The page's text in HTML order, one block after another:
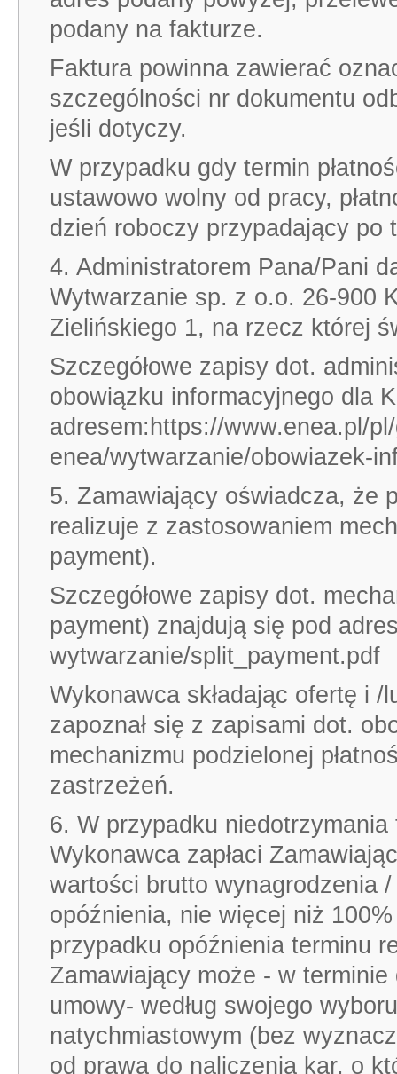
podany na fakturze.
Faktura powinna zawierać
szczególności nr dokumentu
jeśli dotyczy.
W przypadku gdy termin
ustawowo wolny od pracy,
dzień roboczy przypadający po
4. Administratorem Pana/Pani
Wytwarzanie sp. z o.o. 26-900
Zielińskiego 1, na rzecz której
Szczegółowe zapisy dot.
obowiązku informacyjnego dla
adresem:https://www.enea.pl/
enea/wytwarzanie/obowiazek-
5. Zamawiający oświadcza, że
realizuje z zastosowaniem
payment).
Szczegółowe zapisy dot.
payment) znajdują się pod
wytwarzanie/split_payment.pdf
Wykonawca składając ofertę i
zapoznał się z zapisami dot.
mechanizmu podzielonej
zastrzeżeń.
6. W przypadku
Wykonawca zapłaci
wartości brutto wynagrodzenia
opóźnienia, nie więcej niż
przypadku opóźnienia terminu
Zamawiający może - w
umowy- według swojego
natychmiastowym (bez
od prawa do naliczenia kar, o